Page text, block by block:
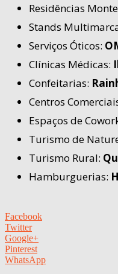
Residências
Stands
Serviços Óticos:
Clínicas Médicas:
Confeitarias:
Centros
Espaços de
Turismo de
Turismo Rural:
Hamburguerias:
Facebook
Twitter
Google+
Pinterest
WhatsApp